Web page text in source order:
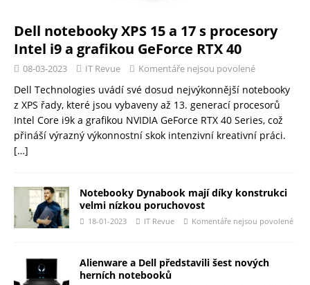
Dell notebooky XPS 15 a 17 s procesory
Intel i9 a grafikou GeForce RTX 40
08-03-2023 IT Revue Komentáře nejsou povolené
Dell Technologies uvádí své dosud nejvýkonnější notebooky
z XPS řady, které jsou vybaveny až 13. generací procesorů
Intel Core i9k a grafikou NVIDIA GeForce RTX 40 Series, což
přináší výrazný výkonnostní skok intenzivní kreativní práci.
[…]
Notebooky Dynabook mají díky konstrukci
velmi nízkou poruchovost
18-01-2023 IT Revue Komentáře nejsou povolené
Alienware a Dell představili šest nových
herních notebooků